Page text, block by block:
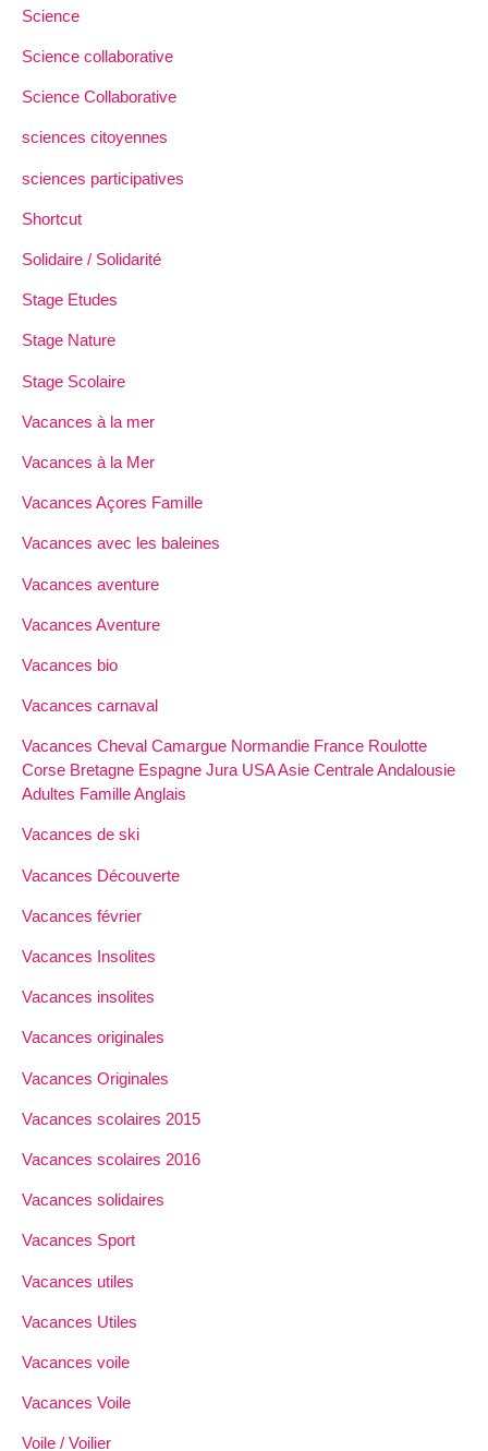
Science
Science collaborative
Science Collaborative
sciences citoyennes
sciences participatives
Shortcut
Solidaire / Solidarité
Stage Etudes
Stage Nature
Stage Scolaire
Vacances à la mer
Vacances à la Mer
Vacances Açores Famille
Vacances avec les baleines
Vacances aventure
Vacances Aventure
Vacances bio
Vacances carnaval
Vacances Cheval Camargue Normandie France Roulotte
Corse Bretagne Espagne Jura USA Asie Centrale Andalousie
Adultes Famille Anglais
Vacances de ski
Vacances Découverte
Vacances février
Vacances Insolites
Vacances insolites
Vacances originales
Vacances Originales
Vacances scolaires 2015
Vacances scolaires 2016
Vacances solidaires
Vacances Sport
Vacances utiles
Vacances Utiles
Vacances voile
Vacances Voile
Voile / Voilier